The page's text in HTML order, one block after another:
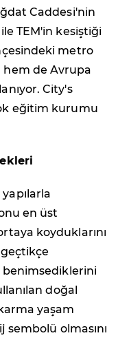
Caddesi'nin
TEM'in kesiştiği
metro
hem de Avrupa
City's
eğitim kurumu
en üst
koyduklarını
geçtikçe
benimsediklerini
doğal
yaşam
olmasını